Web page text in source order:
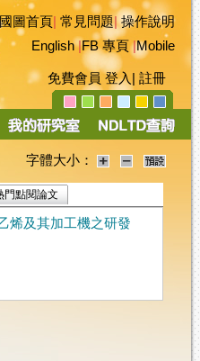
國圖首頁 常見問題|操作說明
English|FB 專頁|Mobile
免費會員 登入 註冊
字體大小：
門點閱論文
烯及其加工機之研發